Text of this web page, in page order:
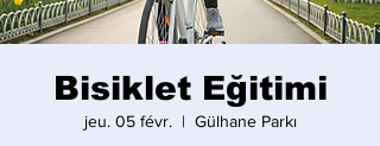
Bisiklet Eğitimi
jeu. 05 févr.
  |
Gülhane Parkı